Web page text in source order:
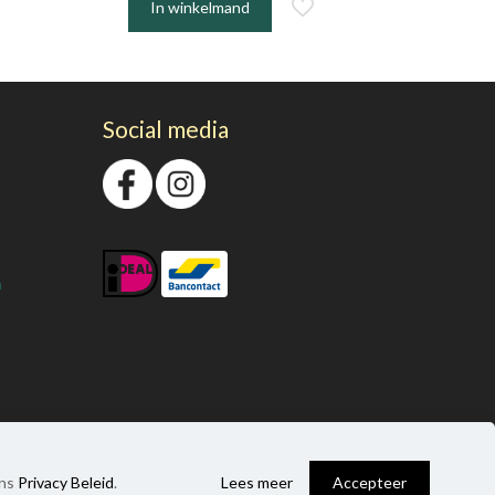
In winkelmand
Social media
Privacy Beleid. Lees meer Accepteer